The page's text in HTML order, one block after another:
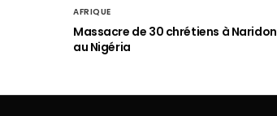
AFRIQUE
Massacre de 30 chrétiens à Naridon
au Nigéria